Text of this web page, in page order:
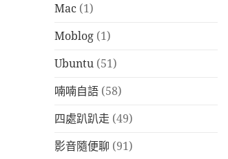
Mac (1)
Moblog (1)
Ubuntu (51)
喃喃自語 (58)
四處趴趴走 (49)
影音隨便聊 (91)